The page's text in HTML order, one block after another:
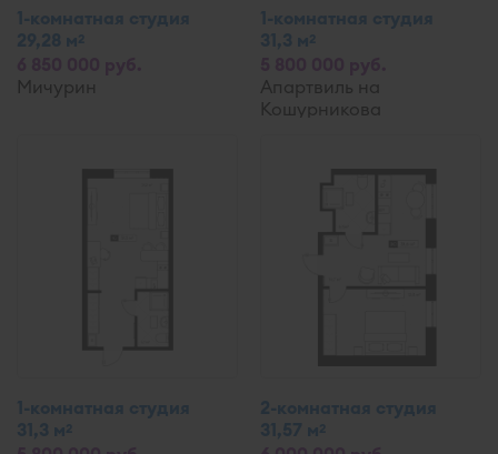
1-комнатная студия
29,28 м2
Мичурин
1-комнатная студия
31,3 м2
Апартвиль на
Кошурникова
1-комнатная студия
31,3 м2
2-комнатная студия
31,57 м2